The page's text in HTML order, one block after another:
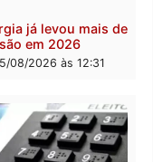
crime: PF
2 milhões em Porto
esquema
lavagem